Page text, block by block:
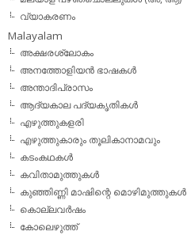
വ്യാകരണം
Malayalam
അക്ഷരശ്ലോകം
അനത്തോളിയന്‍ ഭാഷകള്‍
അന്താദിപ്രാസം
ആദ്യകാല പദ്യകൃതികള്‍
എഴുത്തുകളരി
എഴുത്തുകാരും തൂലികാനാമവും
കടംകഥകള്‍
കവിതാമുത്തുകള്‍
കുഞ്ഞിണ്ണി മാഷിന്റെ മൊഴിമുത്തുകള്‍
കൊല്ലവര്‍ഷം
കോലെഴുത്ത്